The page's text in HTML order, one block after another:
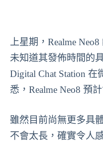
上星期，Realme
未知道其發佈時間的
Digital Chat Station
悉，Realme Neo8 預
雖然目前尚無更多具
不會太長，確實令人